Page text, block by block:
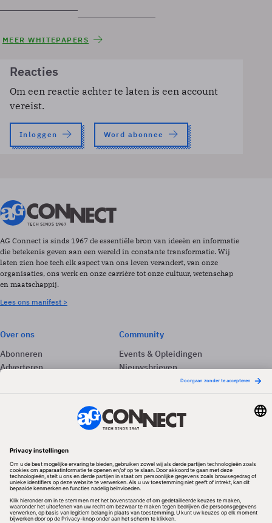
MEER WHITEPAPERS
Reacties
Om een reactie achter te laten is een account
vereist.
Inloggen Word abonnee
AG Connect is sinds 1967 de essentiële bron van ideeën en informatie
die betekenis geven aan een wereld in constante transformatie. Wij
laten zien hoe tech elk aspect van ons leven verandert, van onze
organisaties, ons werk en onze carrière tot onze cultuur, wetenschap
en maatschappij.
Lees ons manifest >
Over ons
Abonneren
Adverteren
Community
Events & Opleidingen
Nieuwsbrieven
Volg ons
Redactionele partner